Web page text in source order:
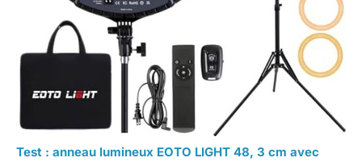
Test : anneau lumineux EOTO LIGHT 48, 3 cm avec